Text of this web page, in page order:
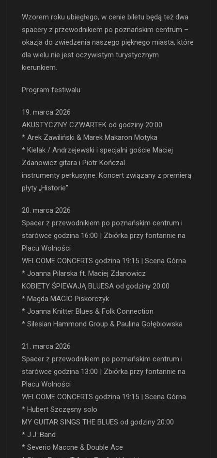
Wzorem roku ubiegłego, w cenie biletu będą też dwa
spacery z przewodnikiem po poznańskim centrum –
okazja do zwiedzenia naszego pięknego miasta, które
dla wielu nie jest oczywistym turystycznym
kierunkiem.
Program festiwalu:
19. marca 2026
AKUSTYCZNY CZWARTEK od godziny 20:00
* Arek Zawiliński & Marek Makaron Motyka
* Kielak / Andrzejewski i specjalni goście Maciej
Zdanowicz gitara i Piotr Kończal
instrumenty perkusyjne. Koncert związany z premierą
płyty „Historie”
20. marca 2026
Spacer z przewodnikiem po poznańskim centrum i
starówce godzina 16:00 | Zbiórka przy fontannie na
Placu Wolności
WELCOME CONCERTS godzina 19:15 | Scena Górna
* Joanna Pilarska ft. Maciej Zdanowicz
KOBIETY ŚPIEWAJĄ BLUESA od godziny 20:00
* Magda MAGIC Piskorczyk
* Joanna Knitter Blues & Folk Connection
* Silesian Hammond Group & Paulina Gołębiowska
21. marca 2026
Spacer z przewodnikiem po poznańskim centrum i
starówce godzina 13:00 | Zbiórka przy fontannie na
Placu Wolności
WELCOME CONCERTS godzina 19:15 | Scena Górna
* Hubert Szczęsny solo
MY GUITAR SINGS THE BLUES od godziny 20:00
* J.J. Band
* Severio Maccne & Double Ace